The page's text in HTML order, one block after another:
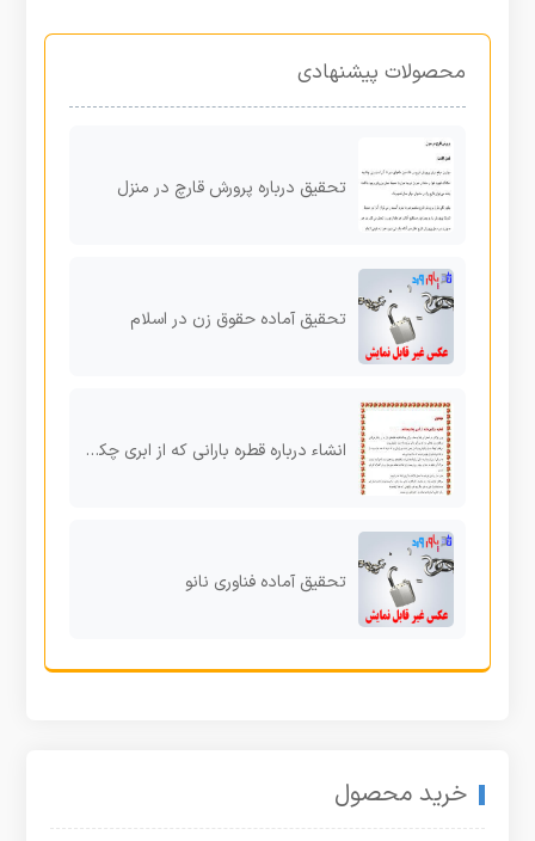
محصولات پیشنهادی
تحقیق درباره پرورش قارچ در منزل
تحقیق آماده حقوق زن در اسلام
انشاء درباره قطره بارانی که از ابری چکیده اند
تحقیق آماده فناوری نانو
خرید محصول